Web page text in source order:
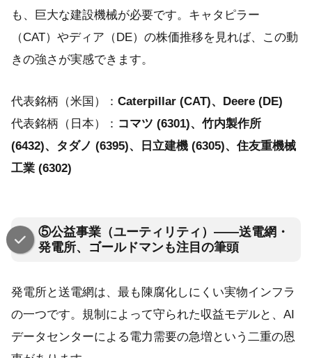
も、巨大な建設機械が必要です。キャタピラー
（CAT）やディア（DE）の株価推移を見れば、この動
きの強さが実感できます。
代表銘柄（米国）： Caterpillar (CAT)、Deere (DE)
代表銘柄（日本）： コマツ (6301)、竹内製作所
(6432)、タダノ (6395)、日立建機 (6305)、住友重機械
工業 (6302)
⑤公益事業（ユーティリティ）——送電網・
発電所、ゴールドマンも注目の筆頭
発電所と送電網は、最も陳腐化しにくい実物インフラ
の一つです。規制によって守られた収益モデルと、AI
データセンターによる電力需要の急増という二重の恩